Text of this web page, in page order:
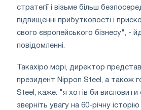
стратегії і візьме більш
підвищенні прибутковості і
свого європейського бізнесу", -
повідомленні.
Такахіро морі, директор
президент Nippon Steel, а також
Steel, каже: "я хотів би
зверніть увагу на 60-річну історію